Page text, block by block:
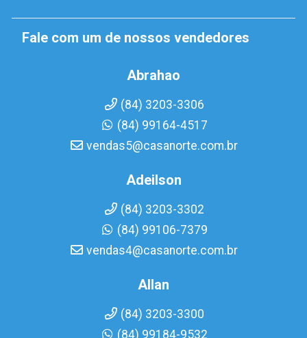
Fale com um de nossos vendedores
Abrahao
(84) 3203-3306
(84) 99164-4517
vendas5@casanorte.com.br
Adeilson
(84) 3203-3302
(84) 99106-7379
vendas4@casanorte.com.br
Allan
(84) 3203-3300
(84) 99184-9532